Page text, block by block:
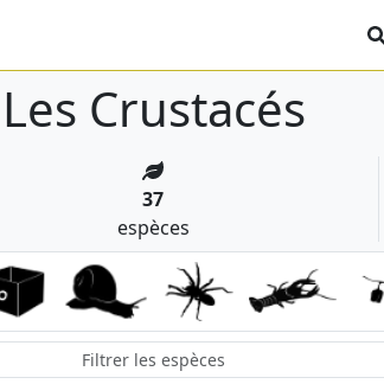
Les Crustacés
37
espèces